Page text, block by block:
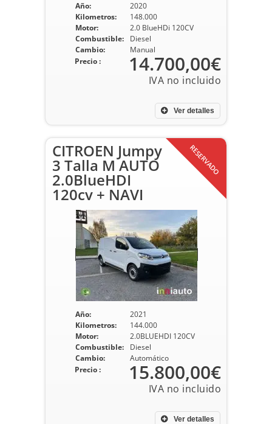
Año:
2020
Kilometros:
148.000
Motor:
2.0 BlueHDi 120CV
Combustible:
Diesel
Cambio:
Manual
Ver detalles
Precio : 14.700,00€
RESERVADO
CITROEN Jumpy
3 Talla M AUTO
2.0BlueHDI
120cv + NAVI
Año:
2021
Kilometros:
144.000
Motor:
2.0BLUEHDI 120CV
Combustible:
Diesel
Cambio:
Automático
Ver detalles
Precio : 15.800,00€